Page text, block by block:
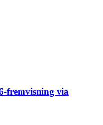
fremvisning via